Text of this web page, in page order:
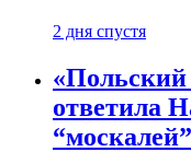
2 дня спустя
«Польский
ответила
“москалей”